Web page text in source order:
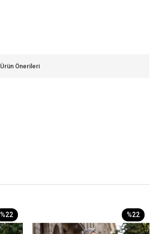
Ürün Önerileri
%22 %22